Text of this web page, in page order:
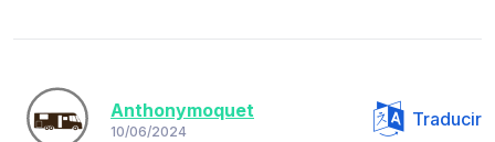
Anthonymoquet
10/06/2024
Traducir